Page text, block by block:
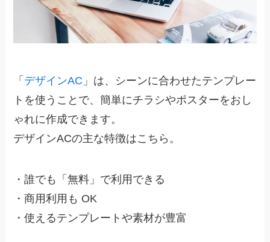
「 デザインAC 」は、シーンに合わせたテンプレー
トを使うことで、簡単にチラシやポスターをおし
ゃれに作成できます。
デザインACの主な特徴はこちら。
・誰でも「無料」で利用できる
・商用利用も OK
・使えるテンプレートや素材が豊富